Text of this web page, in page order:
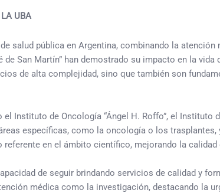
UBA
salud pública en Argentina, combinando la
San Martín” han demostrado su impacto en la vida
de alta complejidad, sino que también son
Instituto de Oncología “Ángel H. Roffo”, el Instituto
específicas, como la oncología o los
en el ámbito científico, mejorando la calidad
de seguir brindando servicios de calidad y
médica como la investigación, destacando la